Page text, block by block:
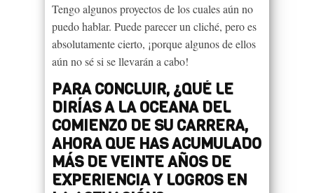
Tengo algunos proyectos de los cuales aún no
puedo hablar. Puede parecer un cliché, pero es
absolutamente cierto, ¡porque algunos de ellos
aún no sé si se llevarán a cabo!
PARA CONCLUIR, ¿QUÉ LE
DIRÍAS A LA OCEANA DEL
COMIENZO DE SU CARRERA,
AHORA QUE HAS ACUMULADO
MÁS DE VEINTE AÑOS DE
EXPERIENCIA Y LOGROS EN